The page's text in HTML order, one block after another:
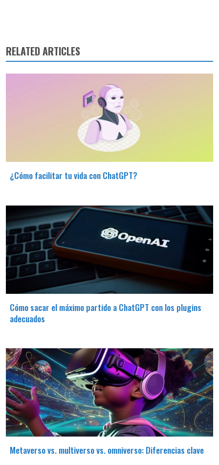
RELATED ARTICLES
¿Cómo facilitar tu vida con ChatGPT?
Cómo sacar el máximo partido a ChatGPT con los plugins
adecuados
Metaverso vs. multiverso vs. omniverso: Diferencias clave